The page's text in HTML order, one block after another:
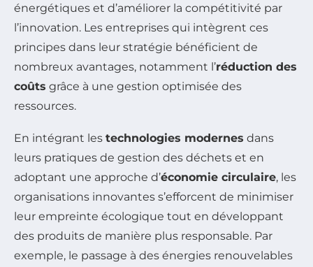
énergétiques et d’améliorer la compétitivité par
l’innovation. Les entreprises qui intègrent ces
principes dans leur stratégie bénéficient de
nombreux avantages, notamment l’réduction des
coûts grâce à une gestion optimisée des
ressources.
En intégrant les technologies modernes dans
leurs pratiques de gestion des déchets et en
adoptant une approche d’économie circulaire, les
organisations innovantes s’efforcent de minimiser
leur empreinte écologique tout en développant
des produits de manière plus responsable. Par
exemple, le passage à des énergies renouvelables